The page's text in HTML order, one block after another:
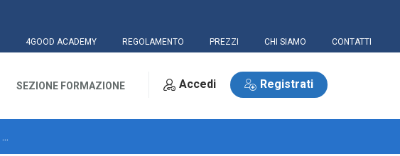
4GOOD ACADEMY REGOLAMENTO PREZZI CHI SIAMO CONTATTI
SEZIONE FORMAZIONE Accedi Registrati
...